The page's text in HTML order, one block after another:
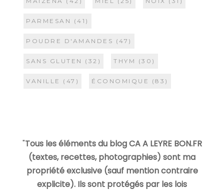
PARMESAN (41)
POUDRE D'AMANDES (47)
SANS GLUTEN (32) THYM (30)
VANILLE (47) ÉCONOMIQUE (83)
"Tous les éléments du blog CA A LEYRE BON.FR
(textes, recettes, photographies) sont ma
propriété exclusive (sauf mention contraire
explicite). Ils sont protégés par les lois